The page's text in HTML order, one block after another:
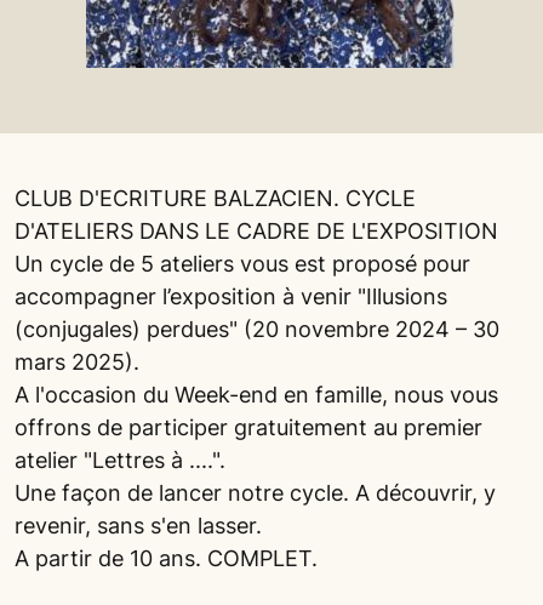
CLUB D'ECRITURE BALZACIEN. CYCLE
D'ATELIERS DANS LE CADRE DE L'EXPOSITION
Un cycle de 5 ateliers vous est proposé pour
accompagner l’exposition à venir "Illusions
(conjugales) perdues" (20 novembre 2024 – 30
mars 2025).
A l'occasion du Week-end en famille, nous vous
offrons de participer gratuitement au premier
atelier "Lettres à ....".
Une façon de lancer notre cycle. A découvrir, y
revenir, sans s'en lasser.
A partir de 10 ans. COMPLET.